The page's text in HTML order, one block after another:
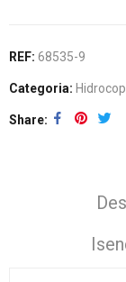
REF: 68535-9
Categoria:
Share